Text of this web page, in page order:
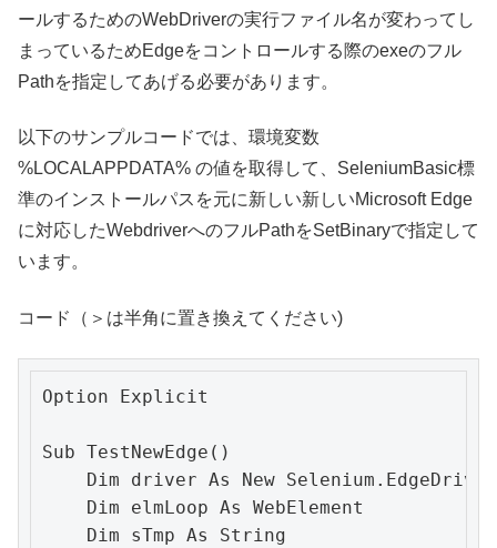
ールするためのWebDriverの実行ファイル名が変わってし
まっているためEdgeをコントロールする際のexeのフル
Pathを指定してあげる必要があります。
以下のサンプルコードでは、環境変数
%LOCALAPPDATA% の値を取得して、SeleniumBasic標
準のインストールパスを元に新しい新しいMicrosoft Edge
に対応したWebdriverへのフルPathをSetBinaryで指定して
います。
コード（＞は半角に置き換えてください)
Option Explicit
Sub TestNewEdge()
    Dim driver As New Selenium.EdgeDriver
    Dim elmLoop As WebElement
    Dim sTmp As String